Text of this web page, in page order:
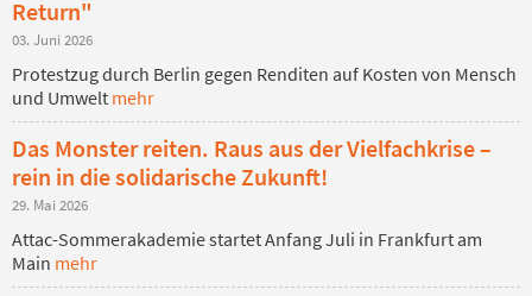
Return"
03. Juni 2026
Protestzug durch Berlin gegen Renditen auf Kosten von Mensch
und Umwelt mehr
Das Monster reiten. Raus aus der Vielfachkrise –
rein in die solidarische Zukunft!
29. Mai 2026
Attac-Sommerakademie startet Anfang Juli in Frankfurt am
Main mehr